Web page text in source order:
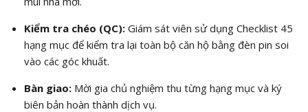
Kiểm tra chéo (QC):Giám sát viên sử dụng Checklist 45
hạng mục để kiểm tra lại toàn bộ căn hộ bằng đèn pin soi
vào các góc khuất.
Bàn giao:Mời gia chủ nghiệm thu từng hạng mục và ký
biên bản hoàn thành dịch vụ.